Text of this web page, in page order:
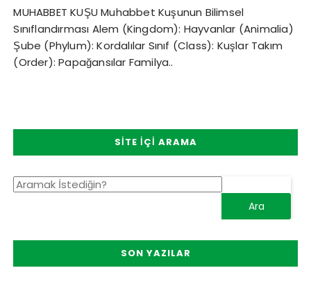
MUHABBET KUŞU Muhabbet Kuşunun Bilimsel
Sınıflandırması Alem (Kingdom): Hayvanlar (Animalia)
Şube (Phylum): Kordalılar Sınıf (Class): Kuşlar Takım
(Order): Papağansılar Familya..
SITE İÇI ARAMA
SON YAZILAR